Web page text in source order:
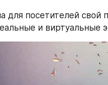
для посетителей свой
и виртуальные